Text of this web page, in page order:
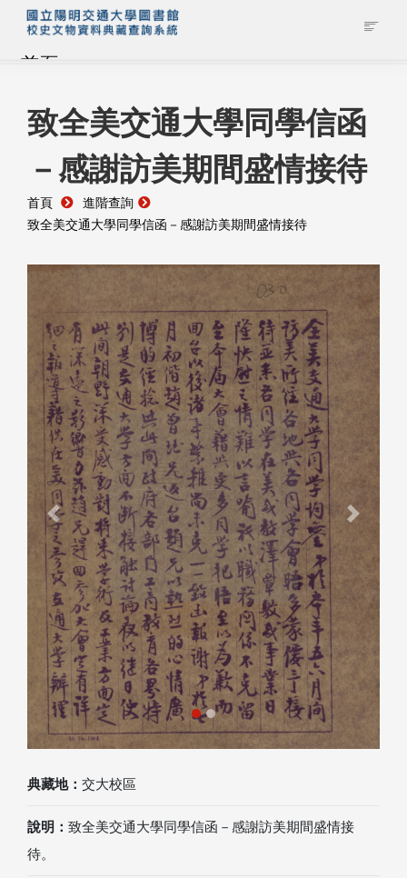
首頁
藏品查詢
校史館簡介
藏品清單全覽
資料調閱申請
管理者登入
致全美交通大學同學信函
－感謝訪美期間盛情接待
首頁
進階查詢
致全美交通大學同學信函－感謝訪美期間盛情接待
典藏地： 交大校區
說明： 致全美交通大學同學信函－感謝訪美期間盛情接
待。
Previous Next